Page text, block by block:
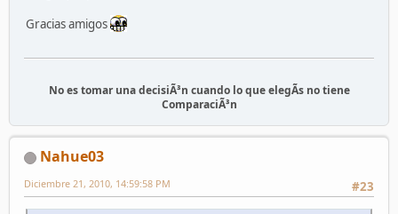
Gracias amigos
No es tomar una decisiÃ³n cuando lo que elegÃ­s no tiene
ComparaciÃ³n
Nahue03
#23
Diciembre 21, 2010, 14:59:58 PM